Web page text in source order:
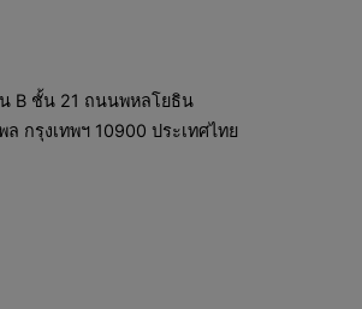
B ชั้น 21 ถนนพหลโยธิน
กรุงเทพฯ 10900 ประเทศไทย